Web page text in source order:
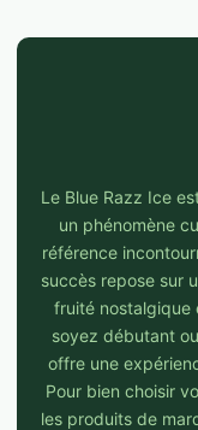
Le Blue Razz Ice
un phénomène
référence
succès repose sur
fruité nostalgique
soyez débutant
offre une
Pour bien choisir
les produits de